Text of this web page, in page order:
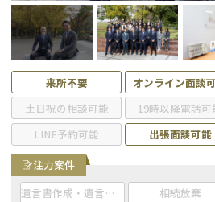
贈
相続
不動
産)
不
相続
調査
来所不要 オンライン面談
土日祝の相談可能
19時以降電話可
LINE予約可能
出張面談可能
注力案件
遺言書作成・遺言執行
相続放棄